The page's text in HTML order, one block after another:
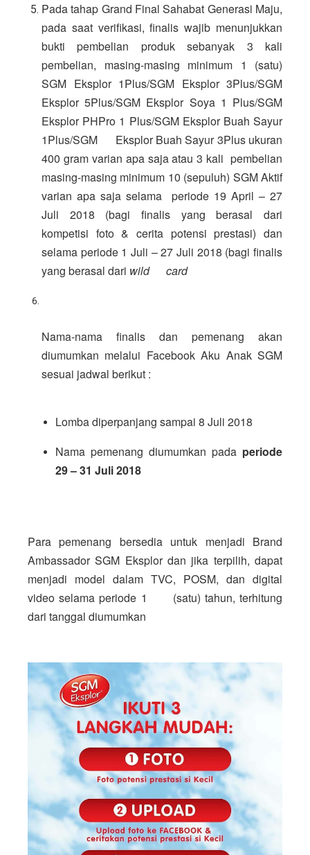
Pada tahap Grand Final Sahabat Generasi Maju,
pada saat verifikasi, finalis wajib menunjukkan
bukti pembelian produk sebanyak 3 kali
pembelian, masing-masing minimum 1 (satu)
SGM Eksplor 1Plus/SGM Eksplor 3Plus/SGM
Eksplor 5Plus/SGM Eksplor Soya 1 Plus/SGM
Eksplor PHPro 1 Plus/SGM Eksplor Buah Sayur
1Plus/SGM      Eksplor Buah Sayur 3Plus ukuran
400 gram varian apa saja atau 3 kali  pembelian
masing-masing minimum 10 (sepuluh) SGM Aktif
varian apa saja selama  periode 19 April – 27
Juli 2018 (bagi finalis yang berasal dari
kompetisi foto & cerita potensi prestasi) dan
selama periode 1 Juli – 27 Juli 2018 (bagi finalis
yang berasal dari wild      card
Nama-nama finalis dan pemenang akan
diumumkan melalui Facebook Aku Anak SGM
sesuai jadwal berikut :
Lomba diperpanjang sampai 8 Juli 2018
Nama pemenang diumumkan pada periode
29 – 31 Juli 2018
Para pemenang bersedia untuk menjadi Brand
Ambassador SGM Eksplor dan jika terpilih, dapat
menjadi model dalam TVC, POSM, dan digital
video selama periode 1      (satu) tahun, terhitung
dari tanggal diumumkan